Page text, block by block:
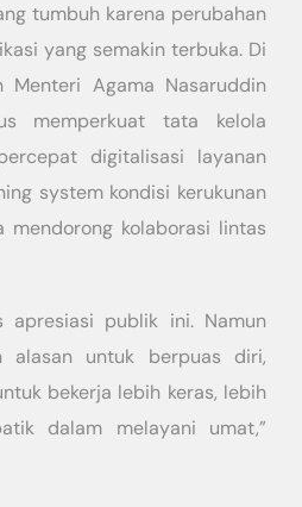
tumbuh karena perubahan
yang semakin terbuka. Di
Menteri Agama Nasaruddin
memperkuat tata kelola
digitalisasi layanan
system kondisi kerukunan
mendorong kolaborasi lintas
apresiasi publik ini. Namun
alasan untuk berpuas diri,
bekerja lebih keras, lebih
dalam melayani umat,”